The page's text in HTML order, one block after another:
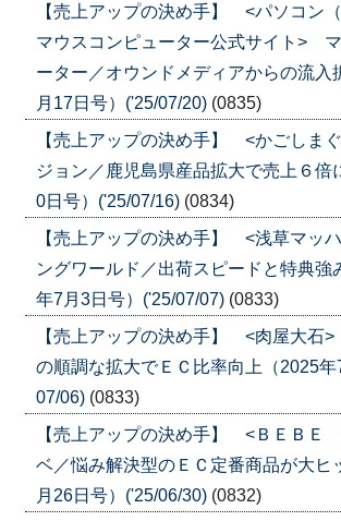
【売上アップの決め手】 <パソコン
マウスコンピューター公式サイト> マ
ーター／オウンドメディアからの流入
月17日号）('25/07/20) (0835)
【売上アップの決め手】 <かごしま
ジョン／鹿児島県産品拡大で売上６倍
0日号）('25/07/16) (0834)
【売上アップの決め手】 <浅草マッ
ングワールド／出荷スピードと特典強
年7月3日号）('25/07/07) (0833)
【売上アップの決め手】 <肉屋大石
の順調な拡大でＥＣ比率向上（2025
07/06) (0833)
【売上アップの決め手】 <ＢＥＢ
ベ／悩み解決型のＥＣ定番商品が大ヒ
月26日号）('25/06/30) (0832)